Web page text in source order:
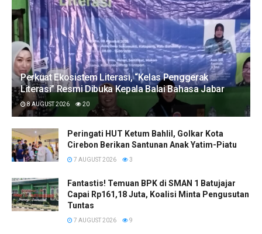
Perkuat Ekosistem Literasi, “Kelas Penggerak
Literasi” Resmi Dibuka Kepala Balai Bahasa Jabar
8 AUGUST 2026 20
Peringati HUT Ketum Bahlil, Golkar Kota
Cirebon Berikan Santunan Anak Yatim-Piatu
7 AUGUST 2026 3
Fantastis! Temuan BPK di SMAN 1 Batujajar
Capai Rp161,18 Juta, Koalisi Minta Pengusutan
Tuntas
7 AUGUST 2026 9